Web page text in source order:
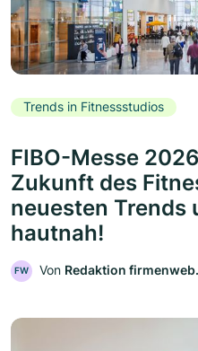
Trends in Fitnessstudios
FIBO-Messe
Zukunft des
neuesten Trends
hautnah!
FW Von Redaktion